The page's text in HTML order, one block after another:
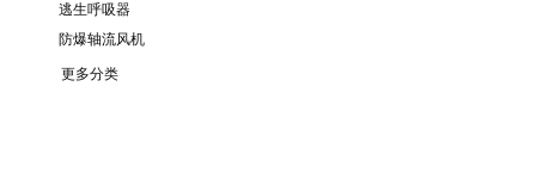
逃生呼吸器
防爆轴流风机
更多分类